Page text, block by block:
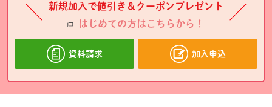
新規加入で値引き＆クーポンプレゼント
はじめての方はこちらから！
資料請求 加入申込